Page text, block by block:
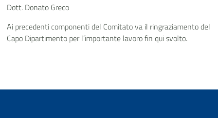
Dott. Donato Greco
Ai precedenti componenti del Comitato va il ringraziamento del
Capo Dipartimento per l’importante lavoro fin qui svolto.